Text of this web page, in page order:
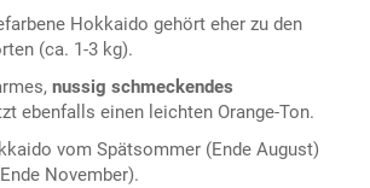
Hokkaido gehört eher zu den
(ca. 1-3 kg).
nussig schmeckendes
ebenfalls einen leichten Orange-Ton.
vom Spätsommer (Ende August)
November).